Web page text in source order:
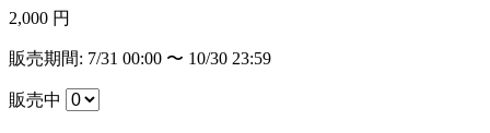
2,000 円
販売期間: 7/31 00:00 〜 10/30 23:59
販売中